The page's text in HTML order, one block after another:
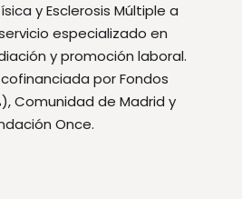
y Esclerosis Múltiple a
especializado en
y promoción laboral.
por Fondos
Comunidad de Madrid y
Once.